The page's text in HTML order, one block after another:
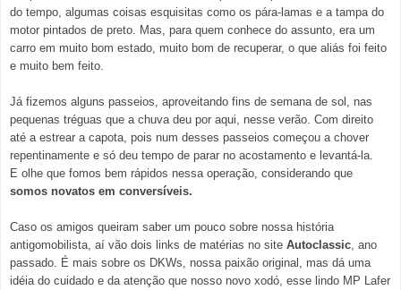
do tempo, algumas coisas esquisitas como os pára-lamas e a tampa do
motor pintados de preto. Mas, para quem conhece do assunto, era um
carro em muito bom estado, muito bom de recuperar, o que aliás foi feito
e muito bem feito.
Já fizemos alguns passeios, aproveitando fins de semana de sol, nas
pequenas tréguas que a chuva deu por aqui, nesse verão. Com direito
até a estrear a capota, pois num desses passeios começou a chover
repentinamente e só deu tempo de parar no acostamento e levantá-la.
E olhe que fomos bem rápidos nessa operação, considerando que
somos novatos em conversíveis.
Caso os amigos queiram saber um pouco sobre nossa história
antigomobilista, aí vão dois links de matérias no site Autoclassic , ano
passado. É mais sobre os DKWs, nossa paixão original, mas dá uma
idéia do cuidado e da atenção que nosso novo xodó, esse lindo MP Lafer